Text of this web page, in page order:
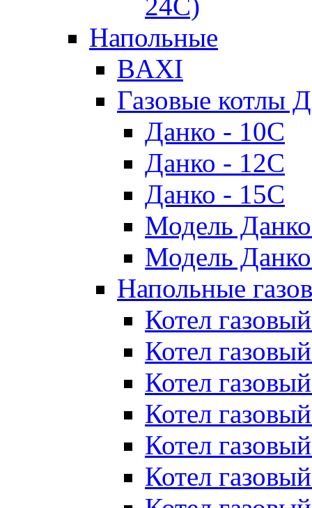
Напольные
BAXI
Газовые котлы
Данко - 10С
Данко - 12С
Данко - 15С
Модель
Модель
Напольные
Котел
Котел
Котел
Котел
Котел
Котел